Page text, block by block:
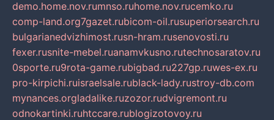
demo.home.nov.rumnso.ruhome.nov.rucemko.ru
comp-land.org7gazet.rubicom-oil.rusuperiorsearch.ru
bulgarianedvizhimost.rusn-hram.rusenovosti.ru
fexer.rusnite-mebel.ruanamvkusno.rutechnosaratov.ru
0sporte.ru9rota-game.rubigbad.ru227gp.ruwes-ex.ru
pro-kirpichi.ruisraelsale.rublack-lady.rustroy-db.com
mynances.orgladalike.ruzozor.rudvigremont.ru
odnokartinki.ruhtccare.rublogizotovoy.ru